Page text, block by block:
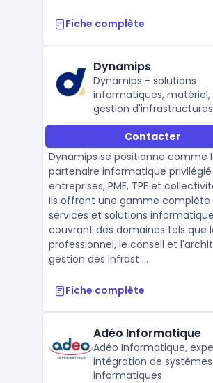
Fiche complète
Dynamips
Dynamips - solutions
informatiques, matériel,
gestion
sécurité
Contacter
Dynamips se positionne comme
partenaire informatique privilégié
entreprises, PME, TPE et
Ils offrent une gamme complète
services et solutions
couvrant des domaines tels que
professionnel, le conseil et
gestion des infrast ...
Fiche complète
Adéo Informatique
Adéo Informatique,
intégration de systèmes
informatiques